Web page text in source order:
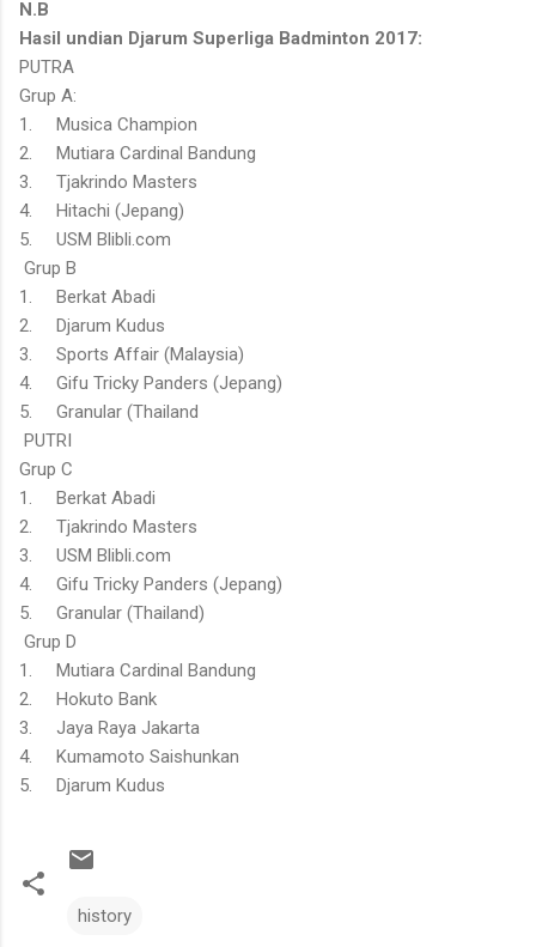
N.B
Hasil undian Djarum Superliga Badminton 2017:
PUTRA
Grup A:
1. Musica Champion
2. Mutiara Cardinal Bandung
3. Tjakrindo Masters
4. Hitachi (Jepang)
5. USM Blibli.com
Grup B
1. Berkat Abadi
2. Djarum Kudus
3. Sports Affair (Malaysia)
4. Gifu Tricky Panders (Jepang)
5. Granular (Thailand
PUTRI
Grup C
1. Berkat Abadi
2. Tjakrindo Masters
3. USM Blibli.com
4. Gifu Tricky Panders (Jepang)
5. Granular (Thailand)
Grup D
1. Mutiara Cardinal Bandung
2. Hokuto Bank
3. Jaya Raya Jakarta
4. Kumamoto Saishunkan
5. Djarum Kudus
history